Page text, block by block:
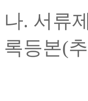
나. 서류
록등본(